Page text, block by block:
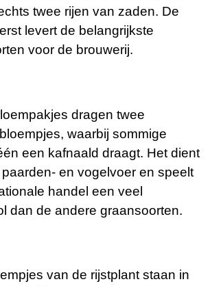
twee rijen van zaden. De
levert de belangrijkste
voor de brouwerij.
dragen twee
waarbij sommige
een kafnaald draagt. Het dient
en vogelvoer en speelt
handel een veel
dan de andere graansoorten.
van de rijstplant staan in